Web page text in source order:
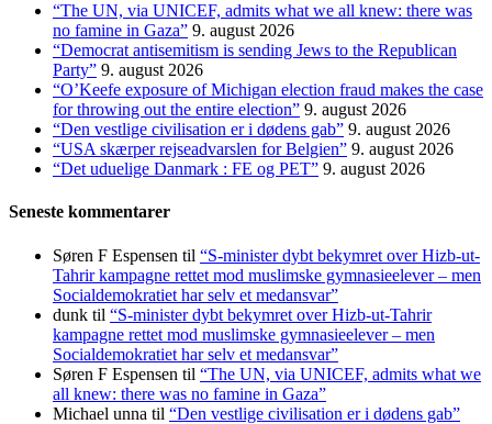
“The UN, via UNICEF, admits what we all knew: there was
no famine in Gaza” 9. august 2026
“Democrat antisemitism is sending Jews to the Republican
Party” 9. august 2026
“O’Keefe exposure of Michigan election fraud makes the case
for throwing out the entire election” 9. august 2026
“Den vestlige civilisation er i dødens gab” 9. august 2026
“USA skærper rejseadvarslen for Belgien” 9. august 2026
“Det uduelige Danmark : FE og PET” 9. august 2026
Seneste kommentarer
Søren F Espensen til “S-minister dybt bekymret over Hizb-ut-
Tahrir kampagne rettet mod muslimske gymnasieelever – men
Socialdemokratiet har selv et medansvar”
dunk til “S-minister dybt bekymret over Hizb-ut-Tahrir
kampagne rettet mod muslimske gymnasieelever – men
Socialdemokratiet har selv et medansvar”
Søren F Espensen til “The UN, via UNICEF, admits what we
all knew: there was no famine in Gaza”
Michael unna til “Den vestlige civilisation er i dødens gab”